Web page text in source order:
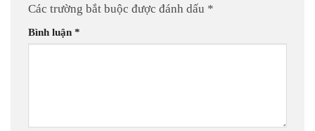
Các trường bắt buộc được đánh dấu *
Bình luận *